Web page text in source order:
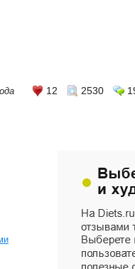
12 2530